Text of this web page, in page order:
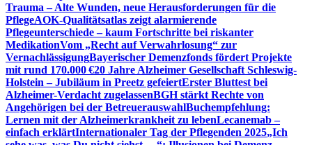
Trauma – Alte Wunden, neue Herausforderungen für die
PflegeAOK-Qualitätsatlas zeigt alarmierende
Pflegeunterschiede – kaum Fortschritte bei riskanter
MedikationVom „Recht auf Verwahrlosung“ zur
VernachlässigungBayerischer Demenzfonds fördert Projekte
mit rund 170.000 €20 Jahre Alzheimer Gesellschaft Schleswig-
Holstein – Jubiläum in Preetz gefeiertErster Bluttest bei
Alzheimer-Verdacht zugelassenBGH stärkt Rechte von
Angehörigen bei der BetreuerauswahlBuchempfehlung:
Lernen mit der Alzheimerkrankheit zu lebenLecanemab –
einfach erklärtInternationaler Tag der Pflegenden 2025„Ich